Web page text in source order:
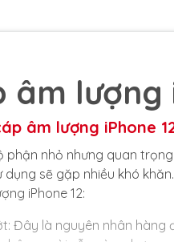
lượng
âm lượng iPhone
nhỏ nhưng quan
sẽ gặp nhiều khó
iPhone 12:
Đây là nguyên nhân